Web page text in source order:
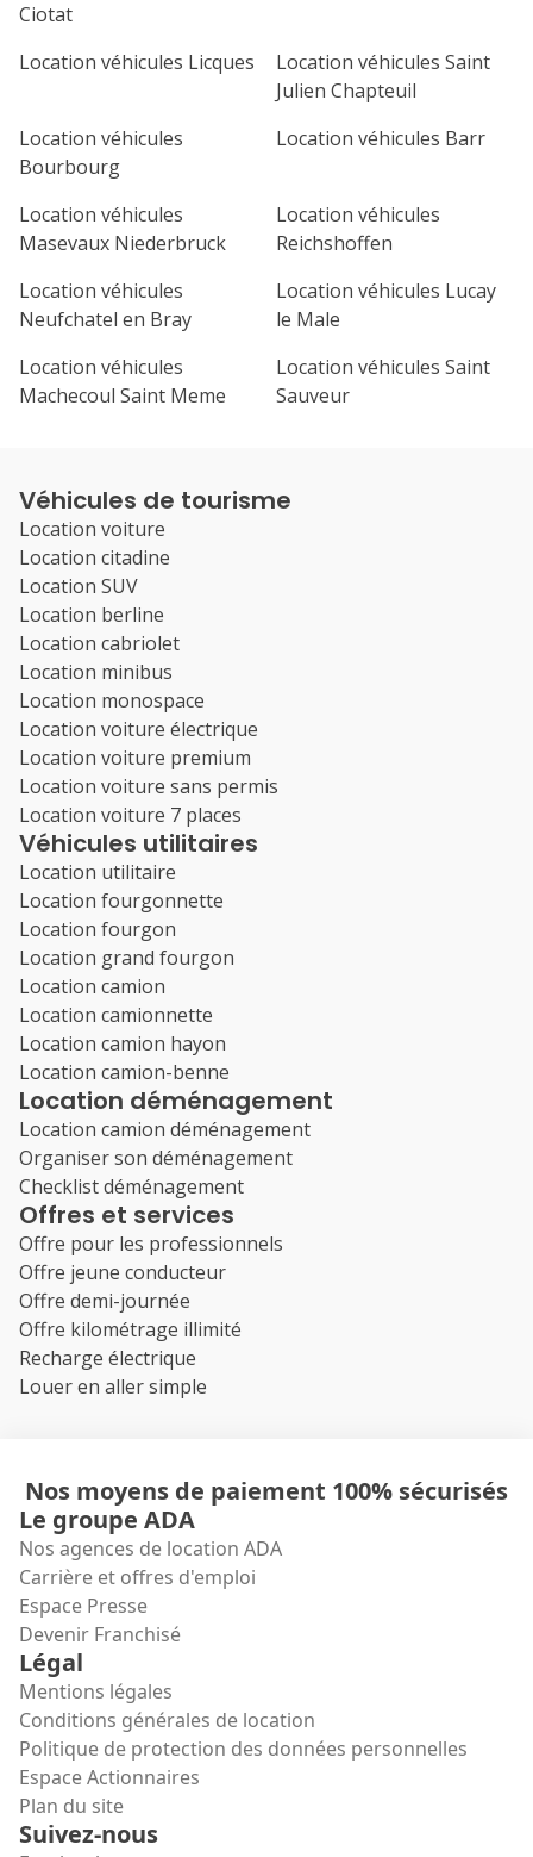
Ciotat
Location véhicules Licques
Location véhicules Saint
Julien Chapteuil
Location véhicules
Bourbourg
Location véhicules Barr
Location véhicules
Masevaux Niederbruck
Location véhicules
Reichshoffen
Location véhicules
Neufchatel en Bray
Location véhicules Lucay
le Male
Location véhicules
Machecoul Saint Meme
Location véhicules Saint
Sauveur
Véhicules de tourisme
Location voiture
Location citadine
Location SUV
Location berline
Location cabriolet
Location minibus
Location monospace
Location voiture électrique
Location voiture premium
Location voiture sans permis
Location voiture 7 places
Véhicules utilitaires
Location utilitaire
Location fourgonnette
Location fourgon
Location grand fourgon
Location camion
Location camionnette
Location camion hayon
Location camion-benne
Location déménagement
Location camion déménagement
Organiser son déménagement
Checklist déménagement
Offres et services
Offre pour les professionnels
Offre jeune conducteur
Offre demi-journée
Offre kilométrage illimité
Recharge électrique
Louer en aller simple
Nos moyens de paiement 100% sécurisés
Le groupe ADA
Nos agences de location ADA
Carrière et offres d'emploi
Espace Presse
Devenir Franchisé
Légal
Mentions légales
Conditions générales de location
Politique de protection des données personnelles
Espace Actionnaires
Plan du site
Suivez-nous